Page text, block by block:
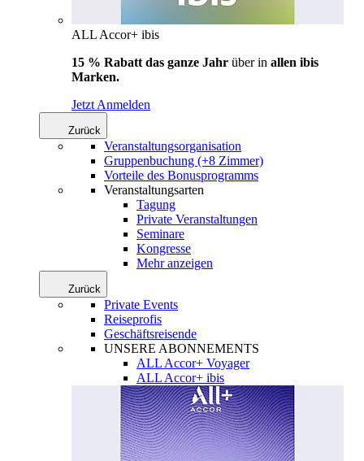
ALL Accor+ ibis
15 % Rabatt das ganze Jahr über in allen ibis
Marken.
Jetzt Anmelden
Zurück
Veranstaltungsorganisation
Gruppenbuchung (+8 Zimmer)
Vorteile des Bonusprogramms
Veranstaltungsarten
Tagung
Private Veranstaltungen
Seminare
Kongresse
Mehr anzeigen
Zurück
Private Events
Reiseprofis
Geschäftsreisende
UNSERE ABONNEMENTS
ALL Accor+ Voyager
ALL Accor+ ibis